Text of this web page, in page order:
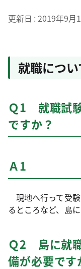
更新日 2019年9月
就職につい
Ｑ1 就職試
ですか？
Ａ1
現地へ行って受
るところなど、島に
Ｑ2 島に就
備が必要です